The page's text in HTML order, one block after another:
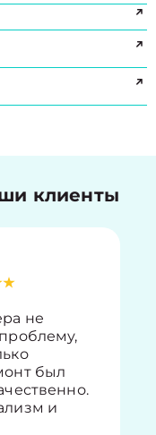
клиенты
не
был
и